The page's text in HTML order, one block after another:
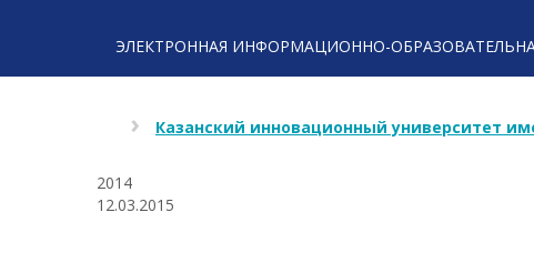
ЭЛЕКТРОННАЯ ИНФОРМАЦИОННО-
Казанский инновационный университет
2014
12.03.2015